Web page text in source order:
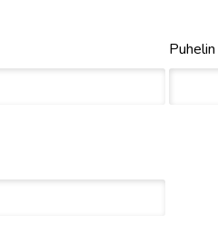
Puhelin